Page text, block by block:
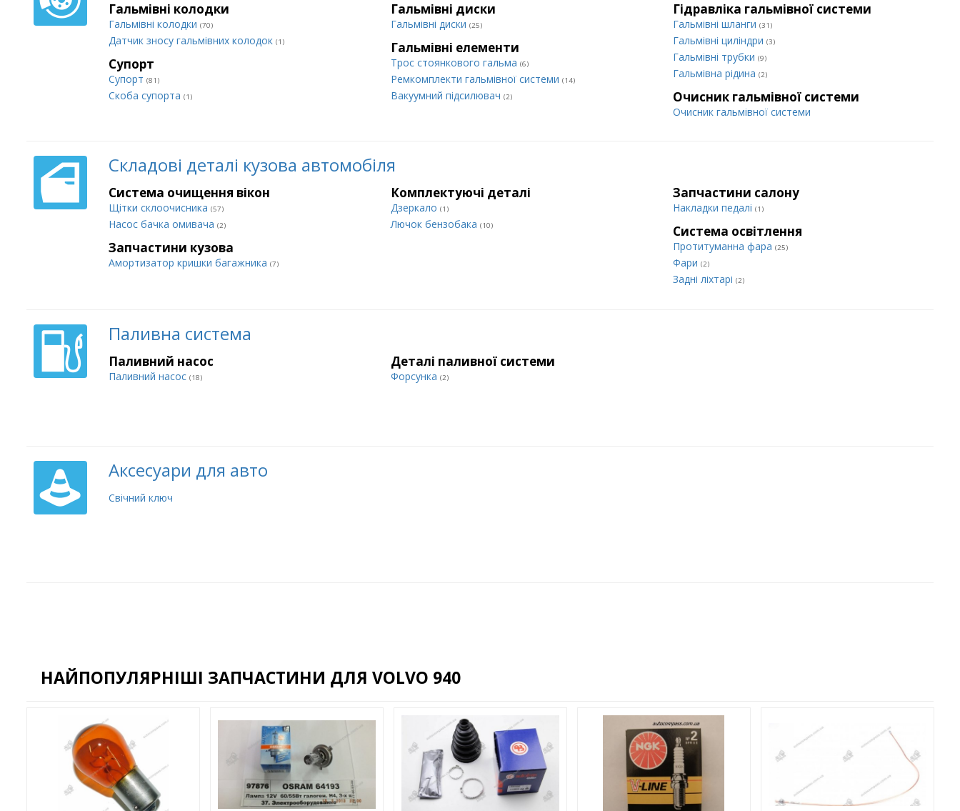
Гальмівні колодки
Гальмівні колодки (70)
Датчик зносу гальмівних колодок (1)
Гальмівні диски
Гальмівні диски (25)
Гідравліка гальмівної системи
Гальмівні шланги (31)
Гальмівні циліндри (3)
Гальмівні трубки (9)
Гальмівна рідина (2)
Гальмівні елементи
Трос стоянкового гальма (6)
Ремкомплекти гальмівної системи (14)
Вакуумний підсилювач (2)
Супорт
Супорт (81)
Cкоба супорта (1) Очисник гальмівної системи
Очисник гальмівної системи
Складові деталі кузова автомобіля
Система очищення вікон
Щітки склоочисника (57)
Насос бачка омивача (2)
Комплектуючі деталі
Дзеркало (1)
Лючок бензобака (10)
Запчастини салону
Накладки педалі (1)
Система освітлення
Протитуманна фара (25)
Фари (2)
Задні ліхтарі (2)
Запчастини кузова
Амортизатор кришки багажника (7)
Паливна система
Паливний насос
Паливний насос (18)
Деталі паливної системи
Форсунка (2)
Аксесуари для авто
Свічний ключ
НАЙПОПУЛЯРНІШІ ЗАПЧАСТИНИ ДЛЯ VOLVO 940